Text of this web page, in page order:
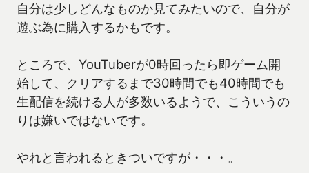
自分は少しどんなものか見てみたいので、自分が
遊ぶ為に購入するかもです。
ところで、YouTuberが0時回ったら即ゲーム開
始して、クリアするまで30時間でも40時間でも
生配信を続ける人が多数いるようで、こういうの
りは嫌いではないです。
やれと言われるときついですが・・・。